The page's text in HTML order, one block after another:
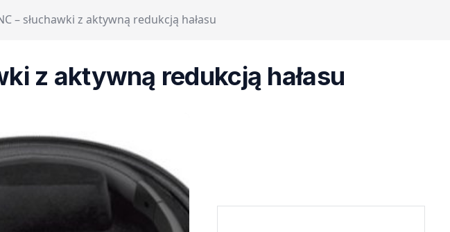
– słuchawki z aktywną redukcją hałasu
z aktywną redukcją hałasu